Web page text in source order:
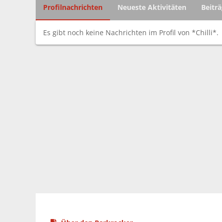
Profilnachrichten Neueste Aktivitäten
Es gibt noch keine Nachrichten im Profil von *Chilli*.